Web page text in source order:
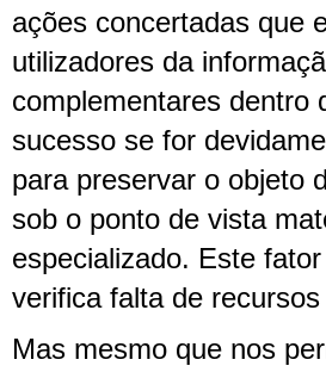
ações concertadas que
utilizadores da
complementares dentro
sucesso se for
para preservar o objeto
sob o ponto de vista
especializado. Este
verifica falta de
Mas mesmo que nos